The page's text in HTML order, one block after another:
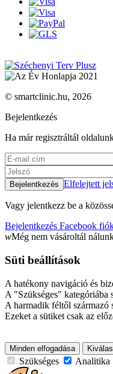
© smartclinic.hu, 2026
Bejelentkezés
Ha már regisztráltál
Elfelejtett
Vagy jelentkezz be a
Bejelentkezés Facebook
wMég nem vásároltál
Süti beállítások
A hatékony navigáció és
A "Szükséges" kategóriába
A harmadik féltől származó
Ezeket a sütiket csak az
Minden elfogadása
Szükséges Analitika